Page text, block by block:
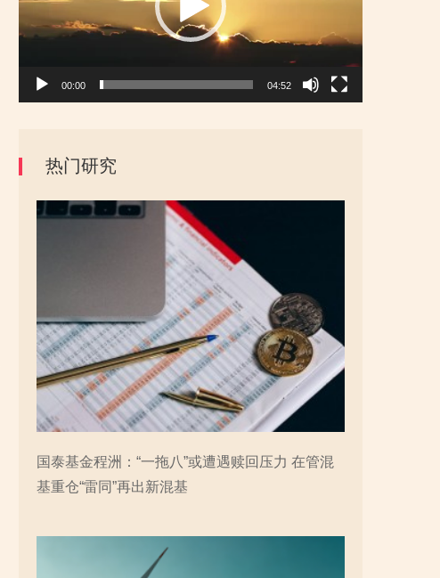
00:00 04:52
热门研究
国泰基金程洲：“一拖八”或遭遇赎回压力 在管混
基重仓“雷同”再出新混基